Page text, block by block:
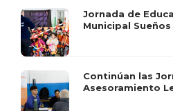
Jornada de
Municipal
Continúan las
Asesoramiento